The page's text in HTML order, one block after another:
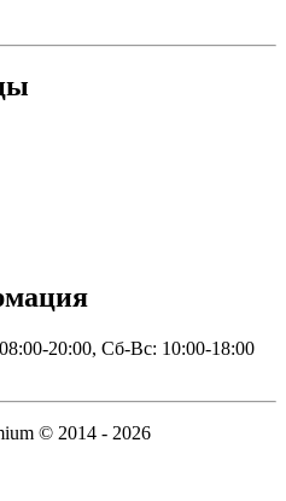
20:00, Сб-Вс: 10:00-18:00
© 2014 - 2026